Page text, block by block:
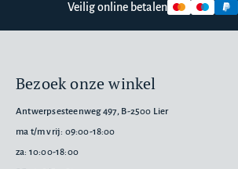
Veilig online betalen
Bezoek onze winkel
Antwerpsesteenweg 497, B-2500 Lier
ma t/m vrij: 09:00-18:00
za: 10:00-18:00